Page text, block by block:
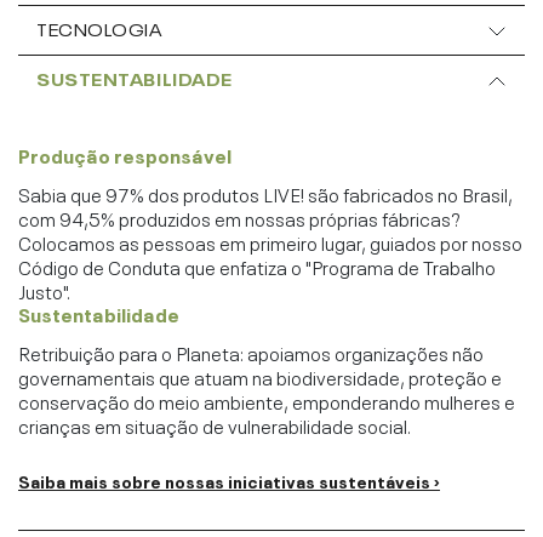
TECNOLOGIA
SUSTENTABILIDADE
Produção responsável
Sabia que 97% dos produtos LIVE! são fabricados no Brasil,
com 94,5% produzidos em nossas próprias fábricas?
Colocamos as pessoas em primeiro lugar, guiados por nosso
Código de Conduta que enfatiza o "Programa de Trabalho
Justo".
Sustentabilidade
Retribuição para o Planeta: apoiamos organizações não
governamentais que atuam na biodiversidade, proteção e
conservação do meio ambiente, emponderando mulheres e
crianças em situação de vulnerabilidade social.
Saiba mais sobre nossas iniciativas sustentáveis ›